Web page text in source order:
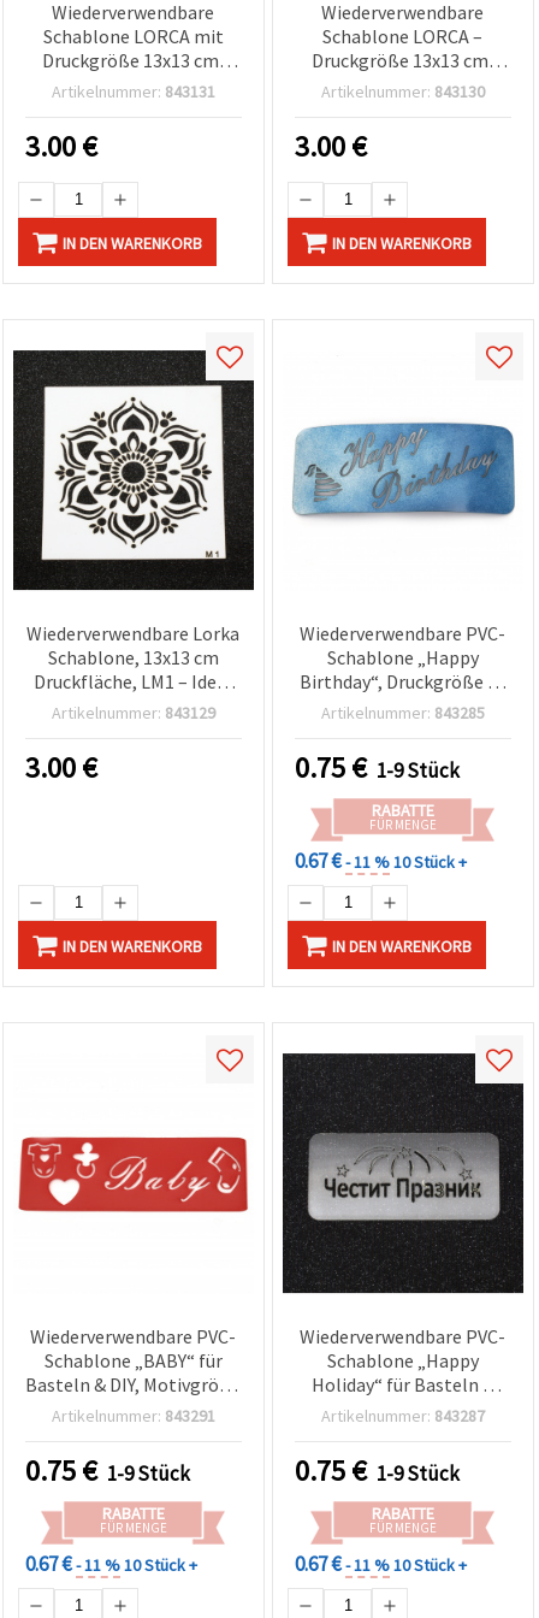
Wiederverwendbare
Schablone LORCA mit
Druckgröße 13x13 cm,
LM3
Artikelnummer: 843131
3.00€
IN DEN WARENKORB
Wiederverwendbare
Schablone LORCA –
Druckgröße 13x13 cm,
LM2
Artikelnummer: 843130
3.00€
IN DEN WARENKORB
Wiederverwendbare Lorka
Schablone, 13x13 cm
Druckfläche, LM1 – Ideal
für sauberes, präzises
Bastel-Designs
Artikelnummer: 843129
3.00€
IN DEN WARENKORB
Wiederverwendbare PVC-
Schablone „Happy
Birthday“, Druckgröße 12
x 5 cm, für Basteln,
Artikelnummer: 843285
0.75€ 1-9 Stück
RABATTE
FÜR MENGE
0.67 €- 11 %10 Stück +
IN DEN WARENKORB
Wiederverwendbare PVC-
Schablone „BABY“ für
Basteln & DIY, Motivgröße
18 x 5,5 cm
Artikelnummer: 843291
0.75€ 1-9 Stück
RABATTE
FÜR MENGE
0.67 €- 11 %10 Stück +
Wiederverwendbare PVC-
Schablone „Happy
Holiday“ für Basteln &
Scrapbooking,
Artikelnummer: 843287
0.75€ 1-9 Stück
RABATTE
FÜR MENGE
0.67 €- 11 %10 Stück +